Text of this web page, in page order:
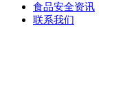
食品安全资讯
联系我们